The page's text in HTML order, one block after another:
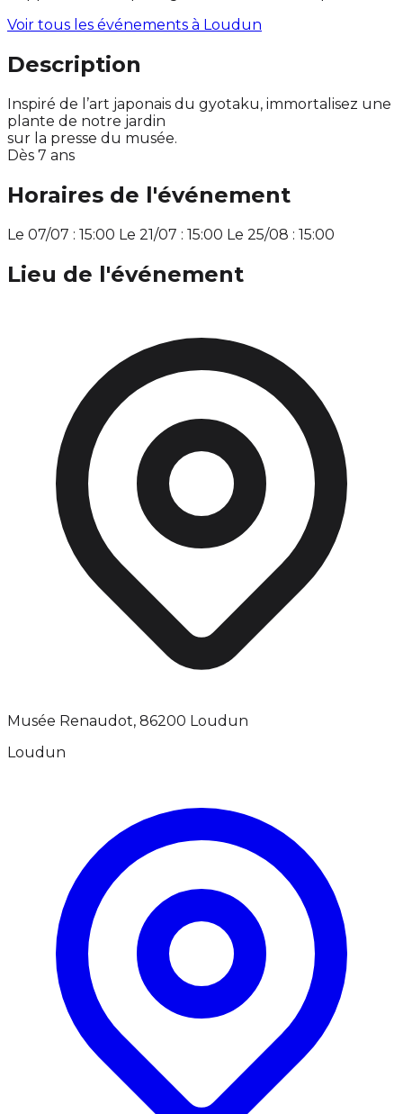
Voir tous les événements à Loudun
Description
Inspiré de l’art japonais du gyotaku, immortalisez une
plante de notre jardin
sur la presse du musée.
Dès 7 ans
Horaires de l'événement
Le 07/07 : 15:00 Le 21/07 : 15:00 Le 25/08 : 15:00
Lieu de l'événement
Musée Renaudot, 86200 Loudun
Loudun